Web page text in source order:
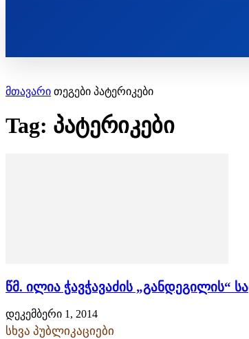
მთავარი თეგები პატერიკები
Tag: პატერიკები
წმ. ილია ჭავჭავაძის
დეკემბერი 1, 2014
სხვა პუბლიკაციები